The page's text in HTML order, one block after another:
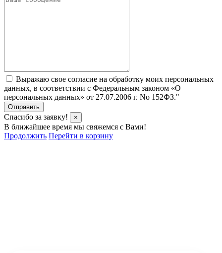
Выражаю свое согласие на обработку моих персональных
данных, в соответствии с Федеральным законом «О
персональных данных» от 27.07.2006 г. No 152­ФЗ."
Отправить
Спасибо за заявку! ×
В ближайшее время мы свяжемся с Вами!
Продолжить Перейти в корзину